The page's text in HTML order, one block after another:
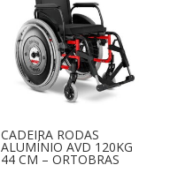
CADEIRA RODAS
ALUMÍNIO AVD 120KG
44 CM – ORTOBRAS